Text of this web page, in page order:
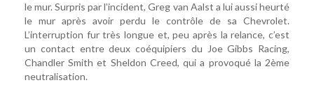
le mur. Surpris par l’incident, Greg van Aalst a lui aussi heurté
le mur après avoir perdu le contrôle de sa Chevrolet.
L’interruption fur très longue et, peu après la relance, c’est
un contact entre deux coéquipiers du Joe Gibbs Racing,
Chandler Smith et Sheldon Creed, qui a provoqué la 2ème
neutralisation.